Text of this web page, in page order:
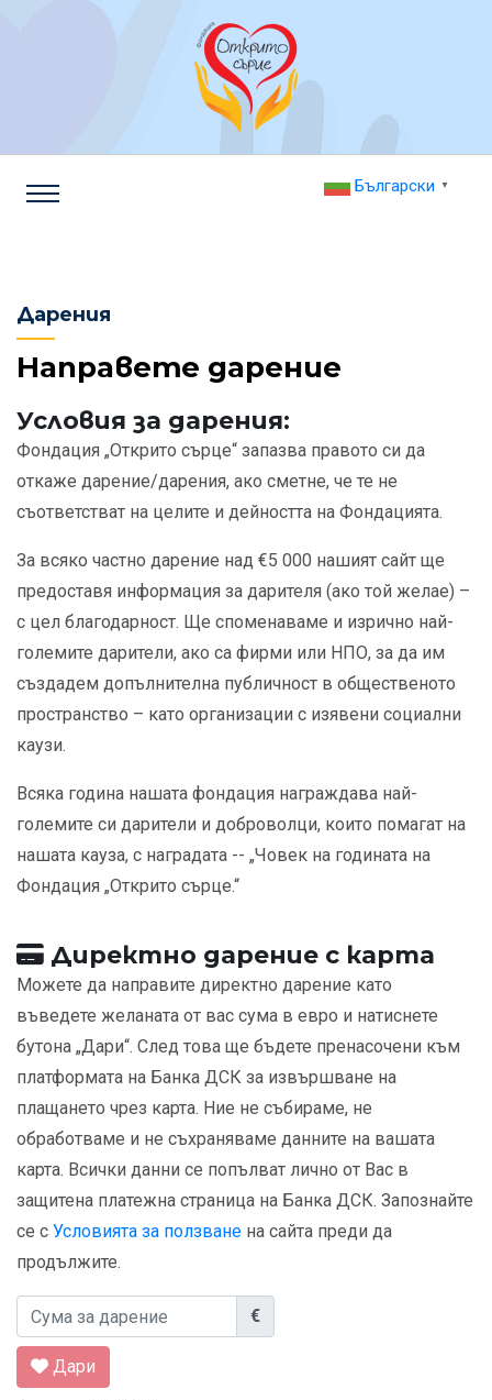
Български ▼
Дарения
Направете дарение
Условия за дарения:
Фондация „Открито сърце“ запазва правото си да
откаже дарение/дарения, ако сметне, че те не
съответстват на целите и дейността на Фондацията.
За всяко частно дарение над €5 000 нашият сайт ще
предоставя информация за дарителя (ако той желае) –
с цел благодарност. Ще споменаваме и изрично най-
големите дарители, ако са фирми или НПО, за да им
създадем допълнителна публичност в общественото
пространство – като организации с изявени социални
каузи.
Всяка година нашата фондация награждава най-
големите си дарители и доброволци, които помагат на
нашата кауза, с наградата -- „Човек на годината на
Фондация „Открито сърце.“
Директно дарение с карта
Можете да направите директно дарение като
въведете желаната от вас сума в евро и натиснете
бутона „Дари“. След това ще бъдете пренасочени към
платформата на Банка ДСК за извършване на
плащането чрез карта. Ние не събираме, не
обработваме и не съхраняваме данните на вашата
карта. Всички данни се попълват лично от Вас в
защитена платежна страница на Банка ДСК. Запознайте
се с Условията за ползване на сайта преди да
продължите.
€
Дари